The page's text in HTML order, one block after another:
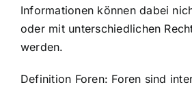
Informationen können dabei
oder mit unterschiedlichen
werden.
Definition Foren: Foren sind